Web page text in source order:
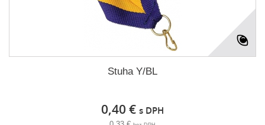
Stuha Y/BL
0,40 € s DPH